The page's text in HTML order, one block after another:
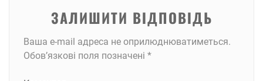
ЗАЛИШИТИ ВІДПОВІДЬ
Ваша e-mail адреса не оприлюднюватиметься.
Обов’язкові поля позначені *